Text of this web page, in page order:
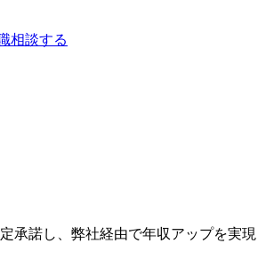
相談する
承諾し、弊社経由で年収アップを実現